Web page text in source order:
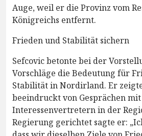
Auge, weil er die Provinz vom
Königreichs entfernt.
Frieden und Stabilität sichern
Sefcovic betonte bei der
Vorschläge die Bedeutung für
Stabilität in Nordirland. Er
beeindruckt von Gesprächen mit
Interessenvertretern in der
Regierung gerichtet sagte er: